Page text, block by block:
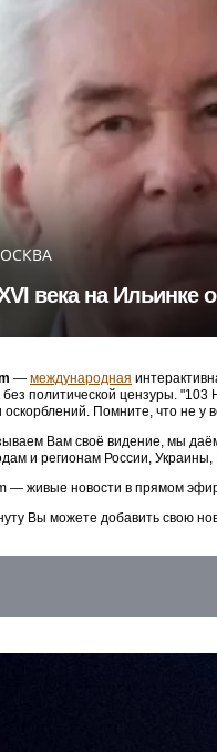
века на Ильинке
— международная
без политической цензуры.
оскорблений. Помните, что не у
Вам своё видение, мы
и регионам России,
— живые новости в прямом
Вы можете добавить свою